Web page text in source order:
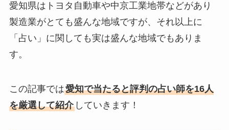
愛知県はトヨタ自動車や中京工業地帯などがあり
製造業がとても盛んな地域ですが、それ以上に
「占い」に関しても実は盛んな地域でもありま
す。
この記事では愛知で当たると評判の占い師を16人
を厳選して紹介していきます！